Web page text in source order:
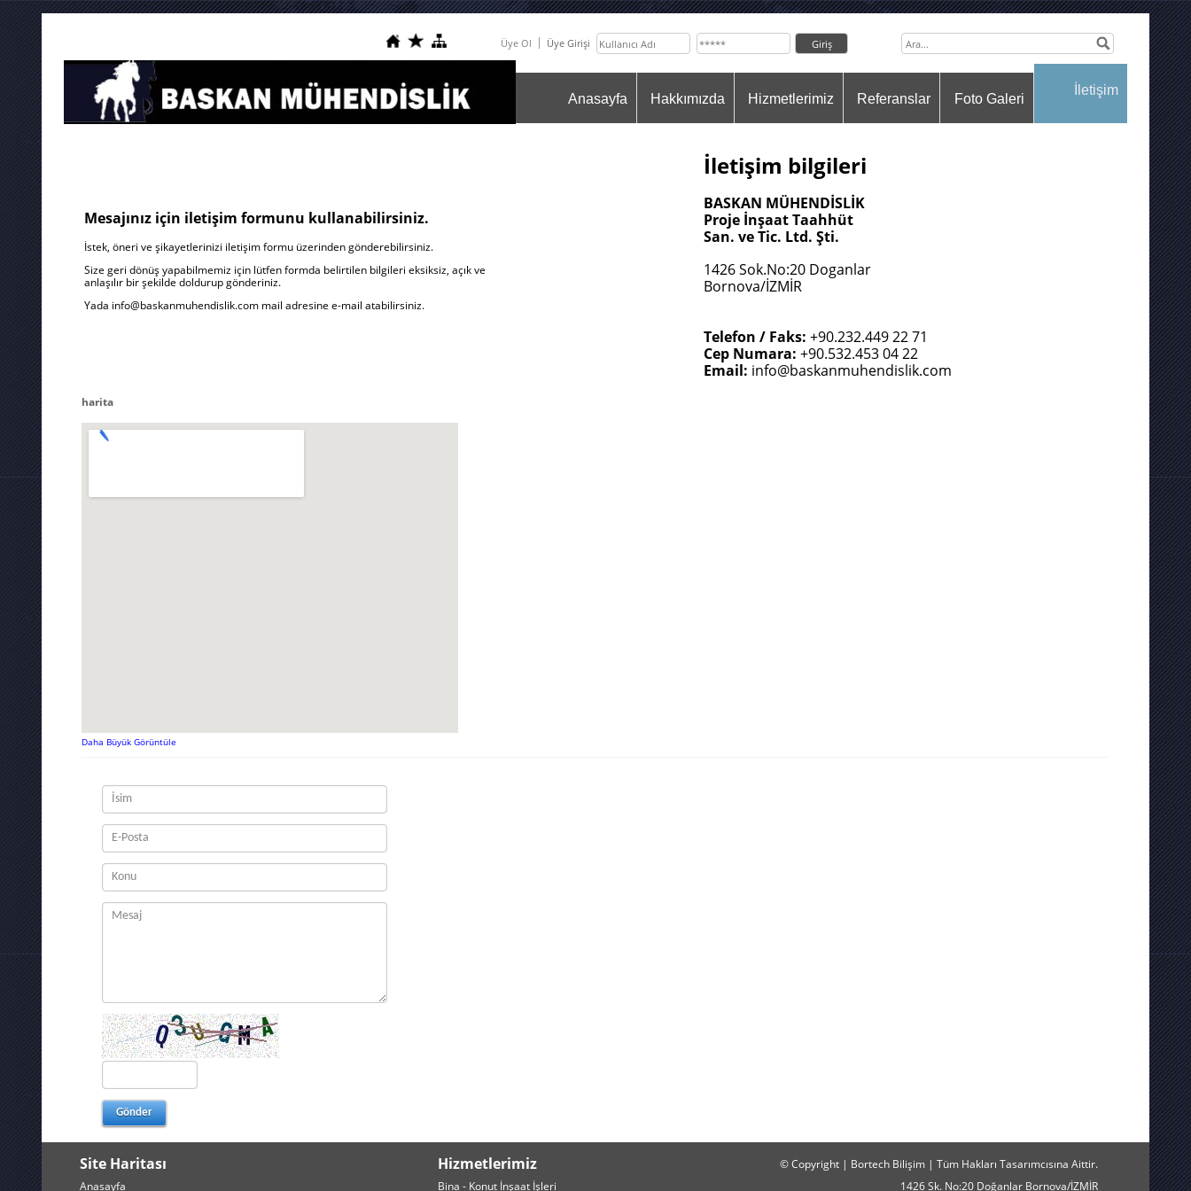
Üye Ol Üye Girişi
Anasayfa Hakkımızda Hizmetlerimiz Referanslar Foto Galeri
İletişim
Mesajınız için iletişim formunu kullanabilirsiniz.
İstek, öneri ve şikayetlerinizi iletişim formu üzerinden gönderebilirsiniz.
Size geri dönüş yapabilmemiz için lütfen formda belirtilen bilgileri eksiksiz, açık ve
anlaşılır bir şekilde doldurup gönderiniz.
Yada info@baskanmuhendislik.com mail adresine e-mail atabilirsiniz.
İletişim bilgileri
BASKAN MÜHENDİSLİK
Proje İnşaat Taahhüt
San. ve Tic. Ltd. Şti.
1426 Sok.No:20 Doganlar
Bornova/İZMİR
Telefon / Faks: +90.232.449 22 71
Cep Numara: +90.532.453 04 22
Email: info@baskanmuhendislik.com
harita
Daha Büyük Görüntüle
Site Haritası Hizmetlerimiz © Copyright | Bortech Bilişim | Tüm Hakları Tasarımcısına Aittir.
Anasayfa
Bina - Konut İnşaat İşleri 1426 Sk. No:20 Doğanlar Bornova/İZMİR